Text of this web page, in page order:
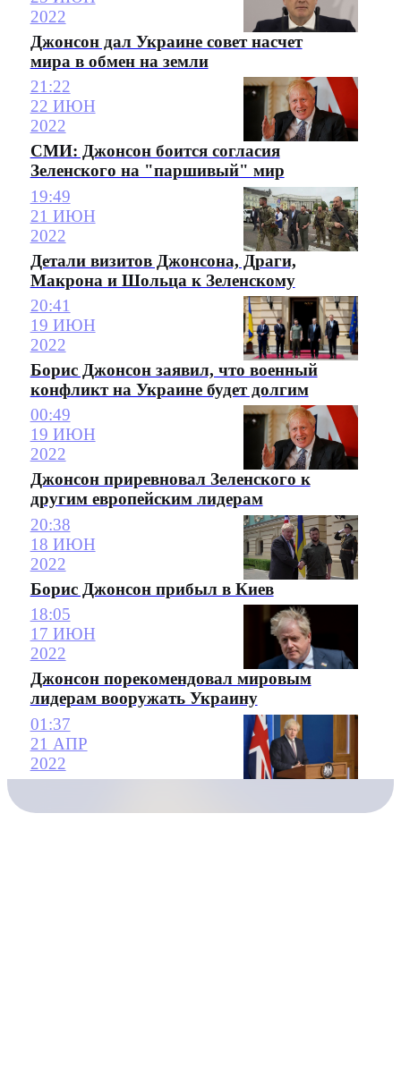
2022
Джонсон дал Украине совет насчет
мира в обмен на земли
21:22
22 ИЮН
2022
СМИ: Джонсон боится согласия
Зеленского на "паршивый" мир
19:49
21 ИЮН
2022
Детали визитов Джонсона, Драги,
Макрона и Шольца к Зеленскому
20:41
19 ИЮН
2022
Борис Джонсон заявил, что военный
конфликт на Украине будет долгим
00:49
19 ИЮН
2022
Джонсон приревновал Зеленского к
другим европейским лидерам
20:38
18 ИЮН
2022
Борис Джонсон прибыл в Киев
18:05
17 ИЮН
2022
Джонсон порекомендовал мировым
лидерам вооружать Украину
01:37
21 АПР
2022